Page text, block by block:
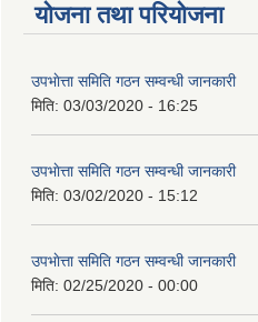
योजना तथा परियोजना
उपभाेत्ता समिति गठन सम्वन्धी जानकारी
मिति: 03/03/2020 - 16:25
उपभाेत्ता समिति गठन सम्वन्धी जानकारी
मिति: 03/02/2020 - 15:12
उपभाेत्ता समिति गठन सम्वन्धी जानकारी
मिति: 02/25/2020 - 00:00